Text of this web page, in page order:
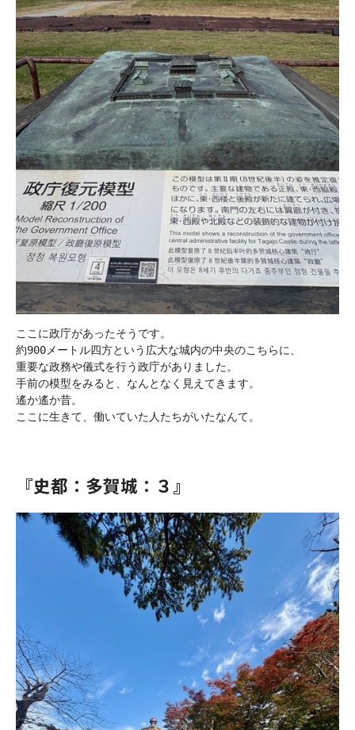
ここに政庁があったそうです。
約900メートル四方という広大な城内の中央のこちらに、
重要な政務や儀式を行う政庁がありました。
手前の模型をみると、なんとなく見えてきます。
遙か遙か昔。
ここに生きて、働いていた人たちがいたなんて。
『史都：多賀城：３』